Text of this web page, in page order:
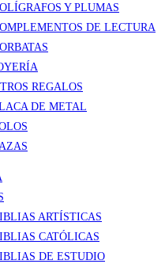
Y PLUMAS
DE LECTURA
REGALOS
DE METAL
ARTÍSTICAS
CATÓLICAS
DE ESTUDIO